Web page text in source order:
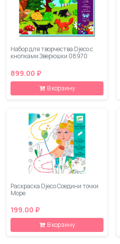
Набор для творчества Djeco с
кнопками Зверюшки 08970
899.00 ₽
В корзину
Раскраска Djeco Соедини точки
Море
199.00 ₽
В корзину